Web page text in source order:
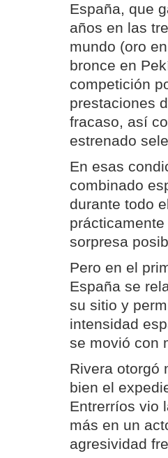
España, que
años en las
mundo (oro
bronce en
competición
prestaciones
fracaso, así
estrenado
En esas
combinado
durante todo
sorpresa
Pero en el
España se
su sitio y
intensidad
se movió con
Rivera otorgó
bien el
Entrerríos vio
más en un
agresividad